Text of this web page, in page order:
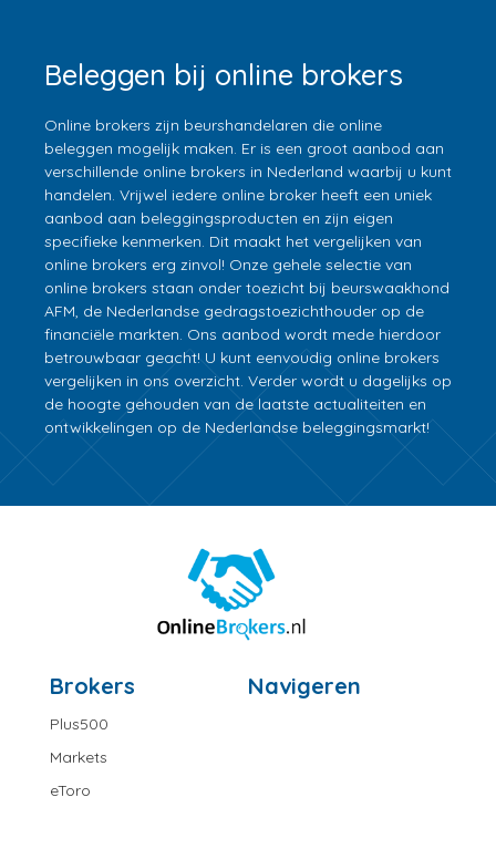
Beleggen bij online brokers
Online brokers zijn beurshandelaren die online
beleggen mogelijk maken. Er is een groot aanbod aan
verschillende online brokers in Nederland waarbij u kunt
handelen. Vrijwel iedere online broker heeft een uniek
aanbod aan beleggingsproducten en zijn eigen
specifieke kenmerken. Dit maakt het vergelijken van
online brokers erg zinvol! Onze gehele selectie van
online brokers staan onder toezicht bij beurswaakhond
AFM, de Nederlandse gedragstoezichthouder op de
financiële markten. Ons aanbod wordt mede hierdoor
betrouwbaar geacht! U kunt eenvoudig online brokers
vergelijken in ons overzicht. Verder wordt u dagelijks op
de hoogte gehouden van de laatste actualiteiten en
ontwikkelingen op de Nederlandse beleggingsmarkt!
Brokers
Plus500
Markets
eToro
Navigeren